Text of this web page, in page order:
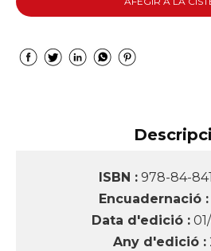
ISBN : 978-84-
Encuadernació :
Data d'edició :
Any d'edició :